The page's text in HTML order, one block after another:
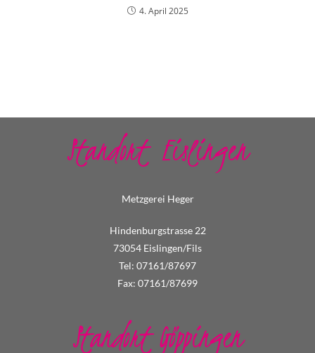
4. April 2025
Standort Eislingen
Metzgerei Heger
Hindenburgstrasse 22
73054 Eislingen/Fils
Tel: 07161/87697
Fax: 07161/87699
Standort Göppingen